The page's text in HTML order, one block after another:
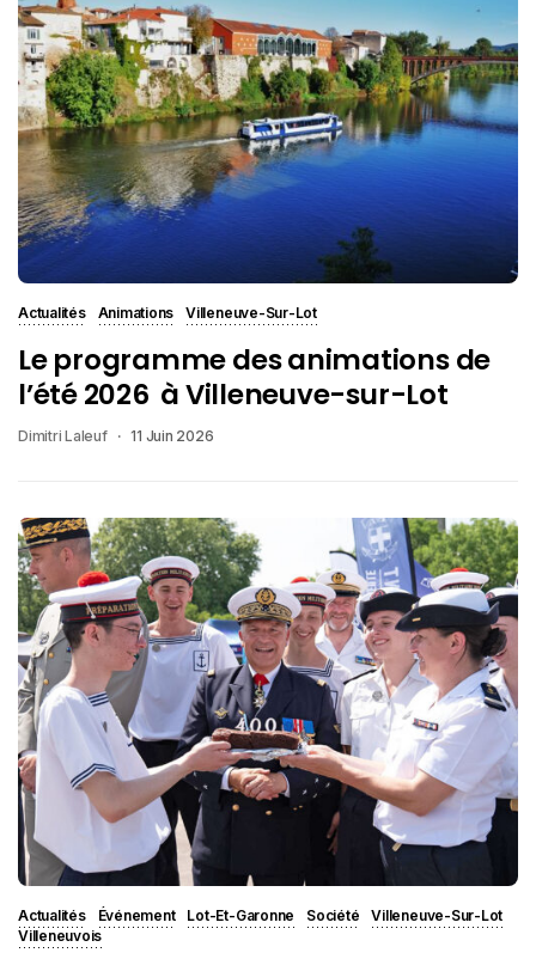
Actualités Animations Villeneuve-Sur-Lot
Le programme des animations de
l’été 2026 à Villeneuve-sur-Lot
Dimitri Laleuf 11 Juin 2026
Actualités Événement Lot-Et-Garonne Société
Villeneuve-Sur-Lot
Villeneuvois